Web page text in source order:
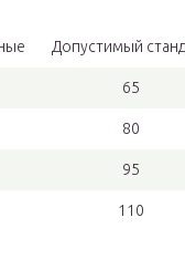
Допустимый
65
80
95
110